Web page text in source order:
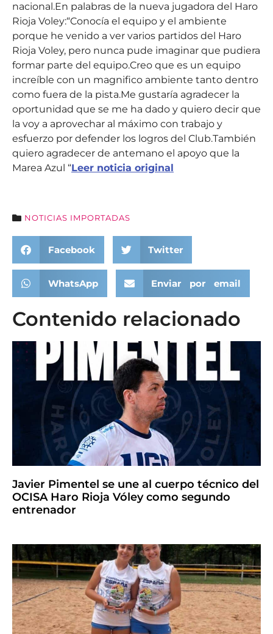
nacional.En palabras de la nueva jugadora del Haro
Rioja Voley:“Conocía el equipo y el ambiente
porque he venido a ver varios partidos del Haro
Rioja Voley, pero nunca pude imaginar que pudiera
formar parte del equipo.Creo que es un equipo
increíble con un magnifico ambiente tanto dentro
como fuera de la pista.Me gustaría agradecer la
oportunidad que se me ha dado y quiero decir que
la voy a aprovechar al máximo con trabajo y
esfuerzo por defender los logros del Club.También
quiero agradecer de antemano el apoyo que la
Marea Azul “Leer noticia original
NOTICIAS IMPORTADAS
Facebook Twitter
WhatsApp Enviar por email
Contenido relacionado
Javier Pimentel se une al cuerpo técnico del
OCISA Haro Rioja Vóley como segundo
entrenador